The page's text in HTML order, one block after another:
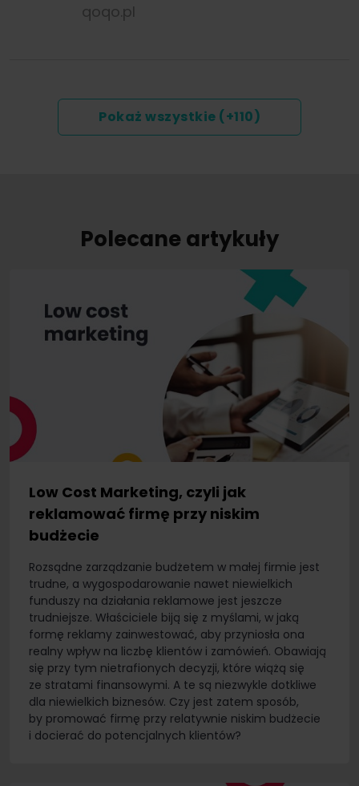
qoqo.pl
Pokaż wszystkie (+110)
Polecane artykuły
Low Cost Marketing, czyli jak
reklamować firmę przy niskim
budżecie
Rozsądne zarządzanie budżetem w małej firmie jest
trudne, a wygospodarowanie nawet niewielkich
funduszy na działania reklamowe jest jeszcze
trudniejsze. Właściciele biją się z myślami, w jaką
formę reklamy zainwestować, aby przyniosła ona
realny wpływ na liczbę klientów i zamówień. Obawiają
się przy tym nietrafionych decyzji, które wiążą się
ze stratami finansowymi. A te są niezwykle dotkliwe
dla niewielkich biznesów. Czy jest zatem sposób,
by promować firmę przy relatywnie niskim budżecie
i docierać do potencjalnych klientów?